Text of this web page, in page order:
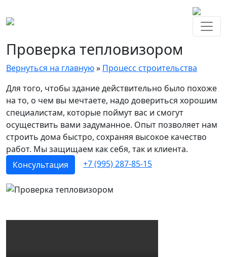
Проверка тепловизором
Вернуться на главную» Процесс строительства
Для того, чтобы здание действительно было похоже
на то, о чем вы мечтаете, надо довериться хорошим
специалистам, которые поймут вас и смогут
осуществить вами задуманное. Опыт позволяет нам
строить дома быстро, сохраняя высокое качество
работ. Мы защищаем как себя, так и клиента.
Консультация
+7 (995) 287-85-15